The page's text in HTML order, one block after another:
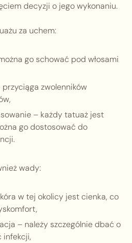
decyzji o jego wykonaniu.
za uchem:
go schować pod włosami
zwolenników
– każdy tatuaż jest
go dostosować do
wady:
w tej okolicy jest cienka, co
– należy szczególnie dbać o
infekcji,